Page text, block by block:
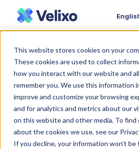
This website stores cookies on your
These cookies are used to collect
how you interact with our website and
remember you. We use this information
improve and customize your browsing
and for analytics and metrics about our
on this website and other media. To find
about the cookies we use, see our
If you decline, your information won’t be
Accueil Seven 7 is magic : Une
Seven 7 is
introduction à